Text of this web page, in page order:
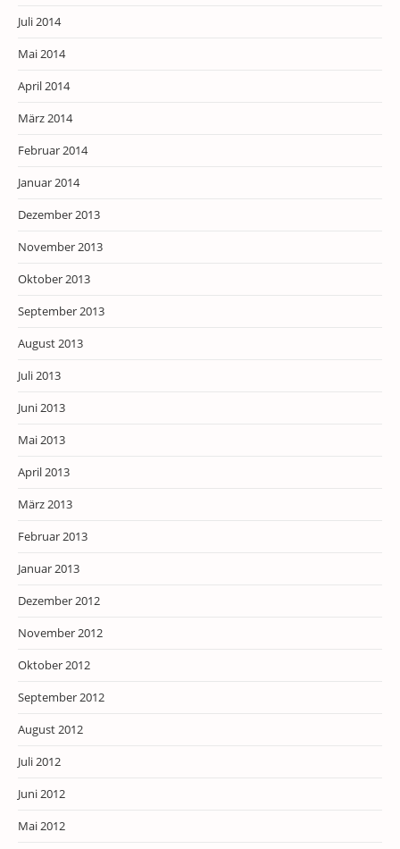
Juli 2014
Mai 2014
April 2014
März 2014
Februar 2014
Januar 2014
Dezember 2013
November 2013
Oktober 2013
September 2013
August 2013
Juli 2013
Juni 2013
Mai 2013
April 2013
März 2013
Februar 2013
Januar 2013
Dezember 2012
November 2012
Oktober 2012
September 2012
August 2012
Juli 2012
Juni 2012
Mai 2012